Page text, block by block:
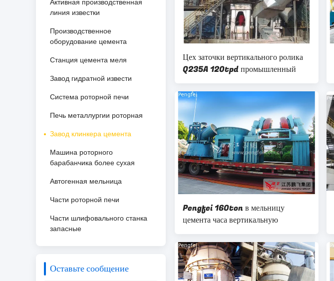
Активная производственная
линия известки
Производственное
оборудование цемента
Станция цемента меля
Завод гидратной извести
Система роторной печи
Печь металлургии роторная
Завод клинкера цемента
Машина роторного
барабанчика более сухая
Автогенная мельница
Части роторной печи
Части шлифовального станка
запасные
Оставьте сообщение
Цех заточки вертикального ролика
Q235A 120tpd промышленный
Pengfei 160ton в мельницу
цемента часа вертикальную